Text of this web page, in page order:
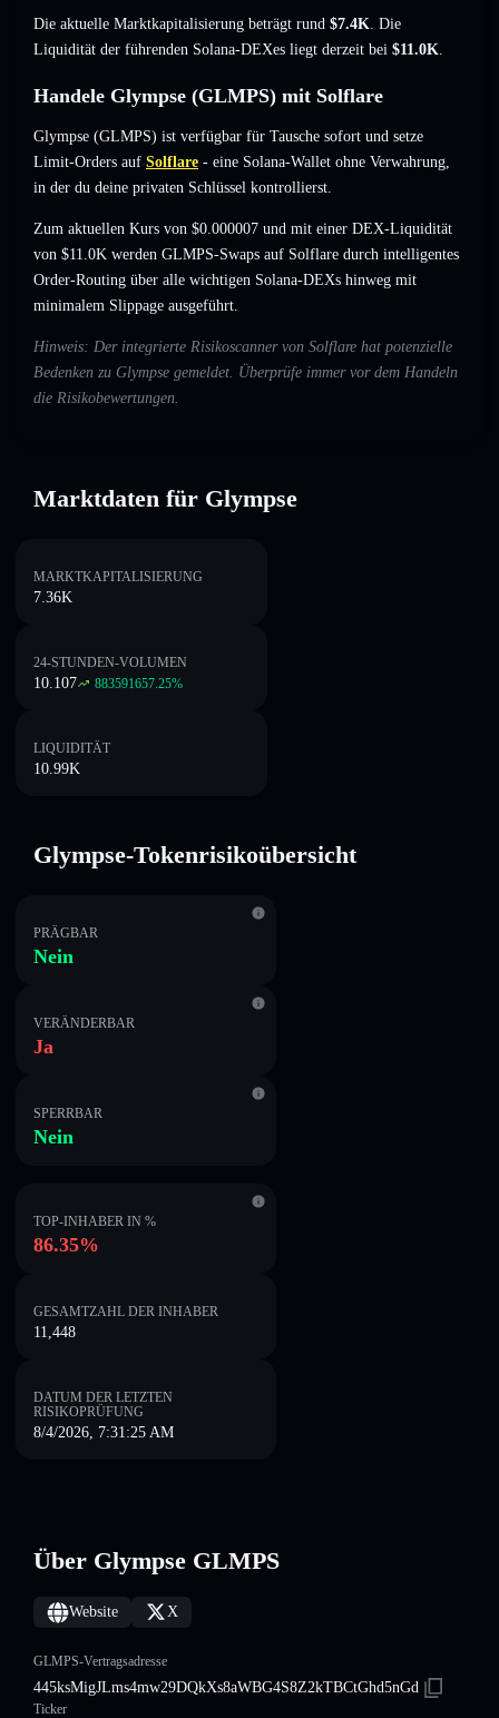
Die aktuelle Marktkapitalisierung beträgt rund $7.4K. Die
Liquidität der führenden Solana-DEXes liegt derzeit bei $11.0K.
Handele Glympse (GLMPS) mit Solflare
Glympse (GLMPS) ist verfügbar für Tausche sofort und setze
Limit-Orders auf Solflare - eine Solana-Wallet ohne Verwahrung,
in der du deine privaten Schlüssel kontrollierst.
Zum aktuellen Kurs von $0.000007 und mit einer DEX-Liquidität
von $11.0K werden GLMPS-Swaps auf Solflare durch intelligentes
Order-Routing über alle wichtigen Solana-DEXs hinweg mit
minimalem Slippage ausgeführt.
Hinweis: Der integrierte Risikoscanner von Solflare hat potenzielle
Bedenken zu Glympse gemeldet. Überprüfe immer vor dem Handeln
die Risikobewertungen.
Marktdaten für Glympse
MARKTKAPITALISIERUNG
7.36K
24-STUNDEN-VOLUMEN
10.107 883591657.25%
LIQUIDITÄT
10.99K
Glympse-Tokenrisikoübersicht
PRÄGBAR
Nein
VERÄNDERBAR
Ja
SPERRBAR
Nein
TOP-INHABER IN %
86.35%
GESAMTZAHL DER INHABER
11,448
DATUM DER LETZTEN
RISIKOPRÜFUNG
8/4/2026, 7:31:25 AM
Über Glympse GLMPS
Website X
GLMPS-Vertragsadresse
445ksMigJLms4mw29DQkXs8aWBG4S8Z2kTBCtGhd5nGd
Ticker